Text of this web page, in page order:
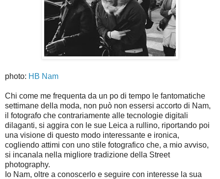
photo: HB Nam
Chi come me frequenta da un po di tempo le fantomatiche
settimane della moda, non può non essersi accorto di Nam,
il fotografo che contrariamente alle tecnologie digitali
dilaganti, si aggira con le sue Leica a rullino, riportando poi
una visione di questo modo interessante e ironica,
cogliendo attimi con uno stile fotografico che, a mio avviso,
si incanala nella migliore tradizione della Street
photography.
Io Nam, oltre a conoscerlo e seguire con interesse la sua